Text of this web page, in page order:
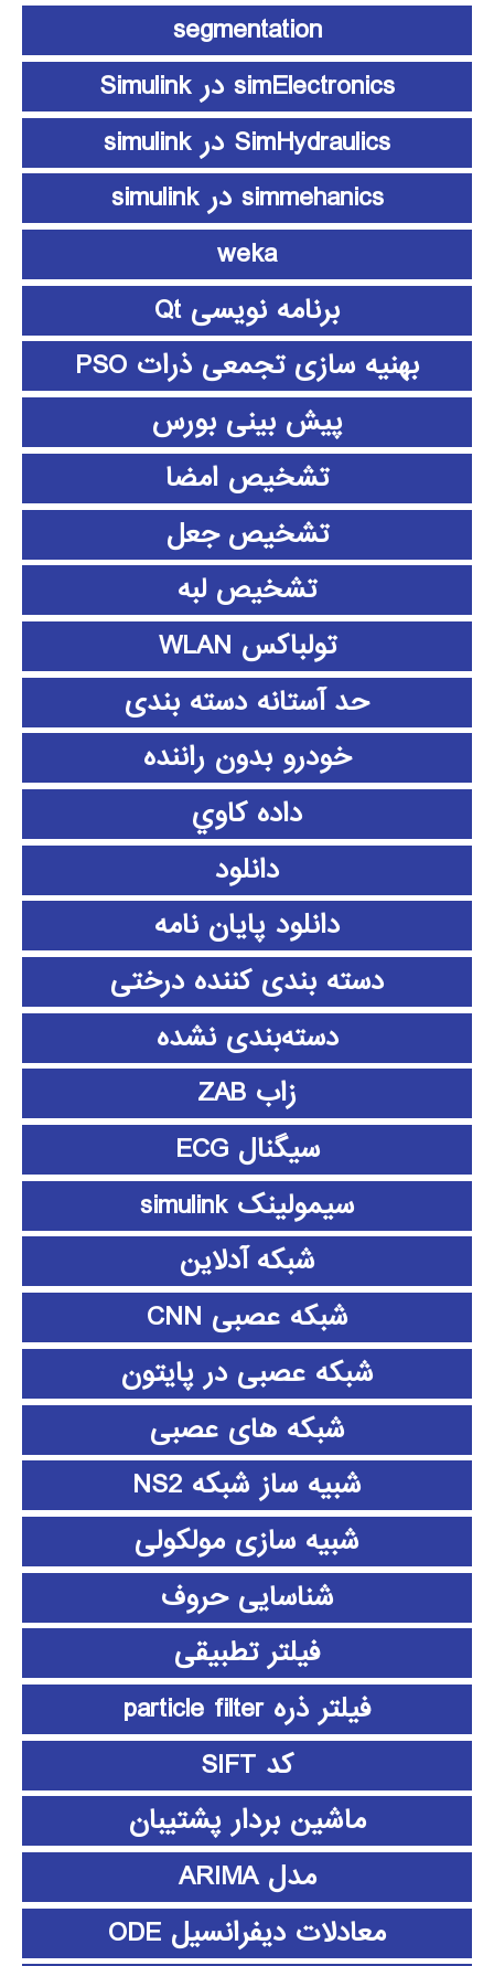
segmentation
simElectronics در Simulink
SimHydraulics در simulink
simmehanics در simulink
weka
برنامه نویسی Qt
بهنیه سازی تجمعی ذرات PSO
پیش بینی بورس
تشخیص امضا
تشخیص جعل
تشخیص لبه
تولباکس WLAN
حد آستانه دسته بندی
خودرو بدون راننده
داده كاوي
دانلود
دانلود پايان نامه
دسته بندی کننده درختی
دسته‌بندی نشده
زاب ZAB
سیگنال ECG
سیمولینک simulink
شبکه آدلاین
شبکه عصبی CNN
شبکه عصبی در پایتون
شبکه های عصبی
شبیه ساز شبکه NS2
شبیه سازی مولکولی
شناسایی حروف
فیلتر تطبیقی
فیلتر ذره particle filter
کد SIFT
ماشین بردار پشتیبان
مدل ARIMA
معادلات دیفرانسیل ODE